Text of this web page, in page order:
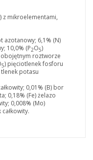
z mikroelementami,
azotanowy; 6,1% (N)
10,0% (P2O5)
roztworze
5) pięciotlenek fosforu
tlenek potasu
0,01% (B) bor
0,18% (Fe) żelazo
0,008% (Mo)